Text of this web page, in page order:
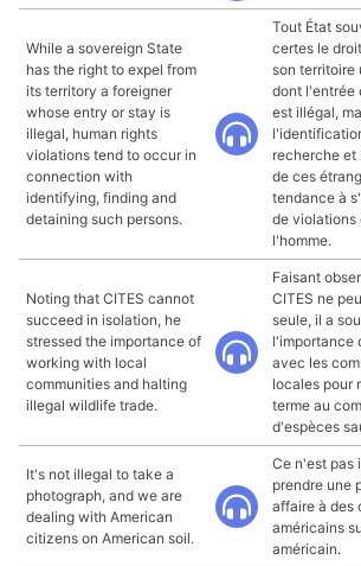
While a sovereign State
has the right to expel from
its territory a foreigner
whose entry or stay is
illegal, human rights
violations tend to occur in
connection with
identifying, finding and
detaining such persons.
Tout État
certes le
son territoire
dont l'entrée
est illégal,
recherche et
de ces
tendance à
de violations
l'homme.
Noting that CITES cannot
succeed in isolation, he
stressed the importance of
working with local
communities and halting
illegal wildlife trade.
Faisant
CITES ne
seule, il a
l'importance
avec les
locales pour
terme au
d'espèces
It's not illegal to take a
photograph, and we are
dealing with American
citizens on American soil.
Ce n'est pas
prendre une
affaire à des
américains
américain.